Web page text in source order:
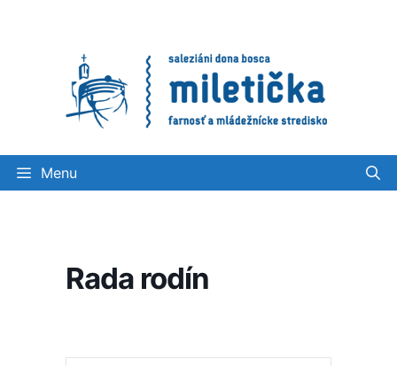
Menu
Rada rodín